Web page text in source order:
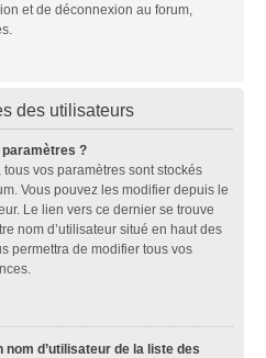
et de déconnexion au forum,
des utilisateurs
?
vos paramètres sont stockés
Vous pouvez les modifier depuis le
Le lien vers ce dernier se trouve
nom d’utilisateur situé en haut des
permettra de modifier tous vos
d’utilisateur de la liste des